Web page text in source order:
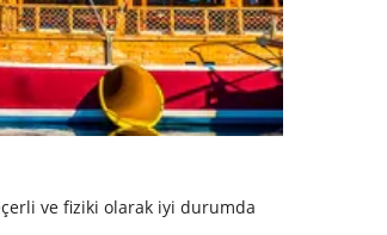
ve fiziki olarak iyi durumda